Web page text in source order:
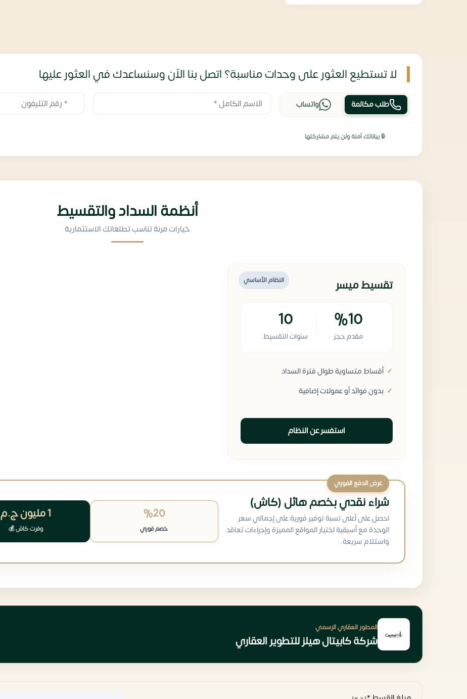
لا تستطيع العثور على وحدات مناسبة؟ اتصل بنا الآن وسنساعدك في العثور عليها
طلب مكالمة واتساب
🔒 بياناتك آمنة ولن يتم مشاركتها
أنظمة السداد والتقسيط
خيارات مرنة تناسب تطلعاتك الاستثمارية
النظام الأساسي تقسيط ميسر
%10
مقدم حجز
10
سنوات التقسيط
أقساط متساوية طوال فترة السداد
بدون فوائد أو عمولات إضافية
استفسر عن النظام
عرض الدفع الفوري
شراء نقدي بخصم هائل (كاش)
احصل على أعلى نسبة توفير فورية على إجمالي سعر
الوحدة مع أسبقية اختيار المواقع المميزة وإجراءات تعاقد
واستلام سريعة.
%20
خصم فوري
1 مليون ج.م
وفرت كاش 💰
المطور العقاري الرسمي
شركة كابيتال هيلز للتطوير العقاري